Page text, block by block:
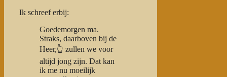
Ik schreef erbij:
Goedemorgen ma.
Straks, daarboven bij de
Heer,👆 zullen we voor
altijd jong zijn. Dat kan
ik me nu moeilijk